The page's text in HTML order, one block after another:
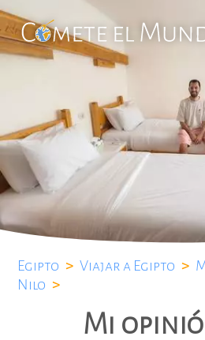
Egipto > Viajar a Egipto >
Nilo >
Mi